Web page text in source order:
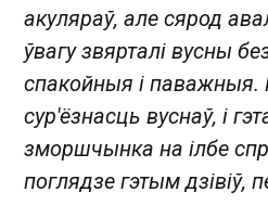
акуляраў, але сярод
ўвагу звярталі вусны
спакойныя і паважныя.
сур'ёзнасць вуснаў, і
зморшчынка на ілбе
поглядзе гэтым дзівіў,